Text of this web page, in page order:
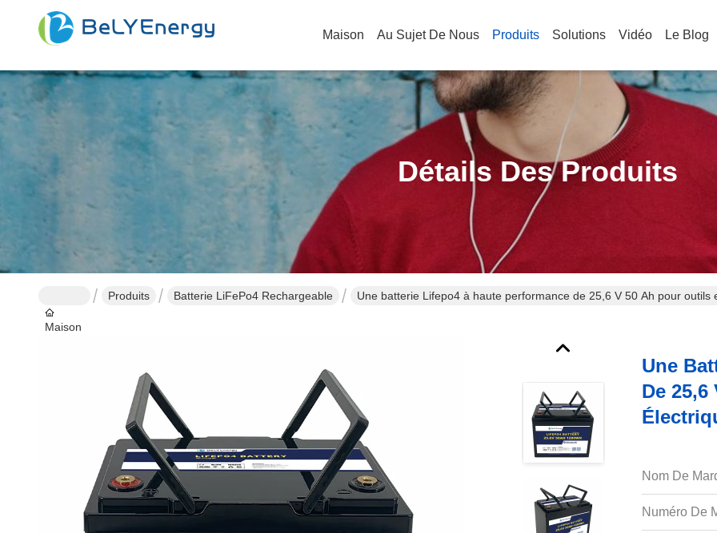
Maison Au Sujet De Nous Produits Solutions Vidéo Le Blog
Détails Des Produits
Maison
Produits Batterie LiFePo4 Rechargeable Une batterie Lifepo4 à haute performance de 25,6 V 50 Ah pour outils
Une
De
Nom De
Numéro De